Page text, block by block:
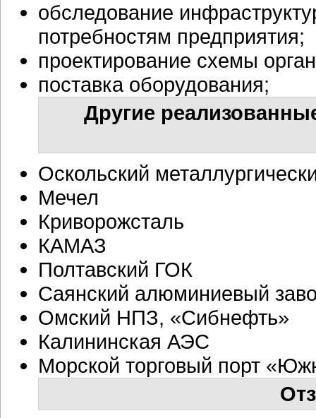
обследование
потребностям предприятия;
проектирование схемы
поставка оборудования;
Другие
Оскольский
Мечел
Криворожсталь
КАМАЗ
Полтавский ГОК
Саянский алюминиевый
Омский НПЗ, «Сибнефть»
Калининская АЭС
Морской торговый порт